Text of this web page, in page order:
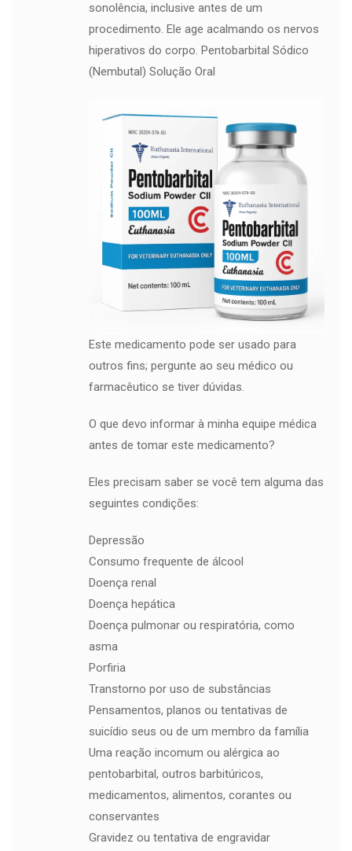
sonolência, inclusive antes de um
procedimento. Ele age acalmando os nervos
hiperativos do corpo. Pentobarbital Sódico
(Nembutal) Solução Oral
Este medicamento pode ser usado para
outros fins; pergunte ao seu médico ou
farmacêutico se tiver dúvidas.
O que devo informar à minha equipe médica
antes de tomar este medicamento?
Eles precisam saber se você tem alguma das
seguintes condições:
Depressão
Consumo frequente de álcool
Doença renal
Doença hepática
Doença pulmonar ou respiratória, como
asma
Porfiria
Transtorno por uso de substâncias
Pensamentos, planos ou tentativas de
suicídio seus ou de um membro da família
Uma reação incomum ou alérgica ao
pentobarbital, outros barbitúricos,
medicamentos, alimentos, corantes ou
conservantes
Gravidez ou tentativa de engravidar